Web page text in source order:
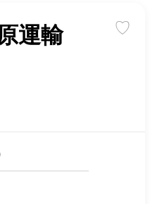
運輸 ♡